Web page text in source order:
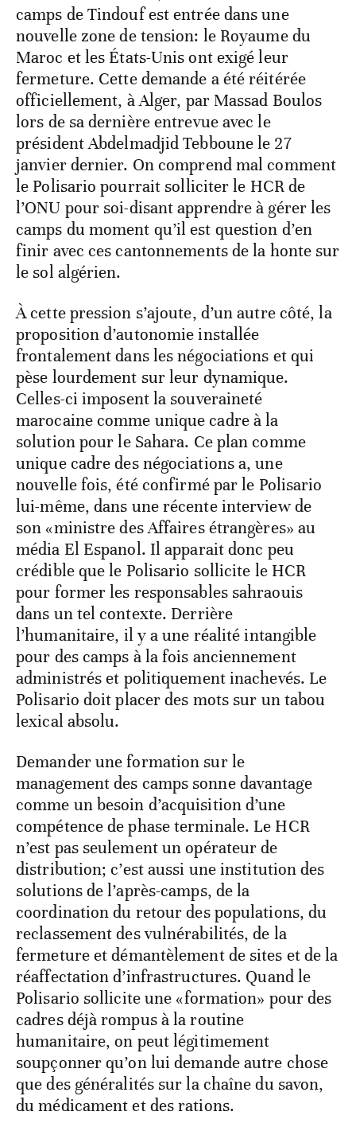
camps de Tindouf est entrée dans une
nouvelle zone de tension: le Royaume du
Maroc et les États-Unis ont exigé leur
fermeture. Cette demande a été réitérée
officiellement, à Alger, par Massad Boulos
lors de sa dernière entrevue avec le
président Abdelmadjid Tebboune le 27
janvier dernier. On comprend mal comment
le Polisario pourrait solliciter le HCR de
l’ONU pour soi-disant apprendre à gérer les
camps du moment qu’il est question d’en
finir avec ces cantonnements de la honte sur
le sol algérien.
À cette pression s’ajoute, d’un autre côté, la
proposition d’autonomie installée
frontalement dans les négociations et qui
pèse lourdement sur leur dynamique.
Celles-ci imposent la souveraineté
marocaine comme unique cadre à la
solution pour le Sahara. Ce plan comme
unique cadre des négociations a, une
nouvelle fois, été confirmé par le Polisario
lui-même, dans une récente interview de
son «ministre des Affaires étrangères» au
média El Espanol. Il apparait donc peu
crédible que le Polisario sollicite le HCR
pour former les responsables sahraouis
dans un tel contexte. Derrière
l’humanitaire, il y a une réalité intangible
pour des camps à la fois anciennement
administrés et politiquement inachevés. Le
Polisario doit placer des mots sur un tabou
lexical absolu.
Demander une formation sur le
management des camps sonne davantage
comme un besoin d’acquisition d’une
compétence de phase terminale. Le HCR
n’est pas seulement un opérateur de
distribution; c’est aussi une institution des
solutions de l’après-camps, de la
coordination du retour des populations, du
reclassement des vulnérabilités, de la
fermeture et démantèlement de sites et de la
réaffectation d’infrastructures. Quand le
Polisario sollicite une «formation» pour des
cadres déjà rompus à la routine
humanitaire, on peut légitimement
soupçonner qu’on lui demande autre chose
que des généralités sur la chaîne du savon,
du médicament et des rations.